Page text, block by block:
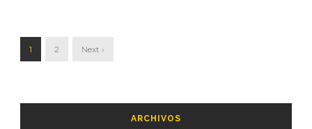
1 2 Next ›
ARCHIVOS